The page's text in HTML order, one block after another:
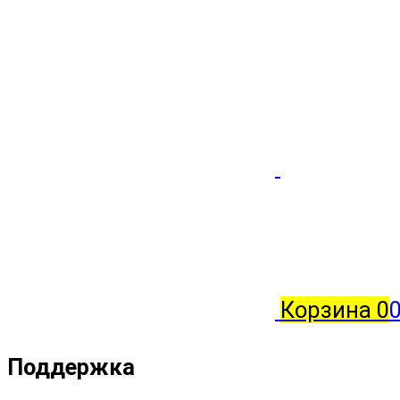
Корзина 0
Поддержка